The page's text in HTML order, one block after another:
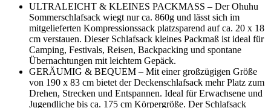
ULTRALEICHT & KLEINES PACKMASS – Der Ohuhu
Sommerschlafsack wiegt nur ca. 860g und lässt sich im
mitgelieferten Kompressionssack platzsparend auf ca. 20 x 18
cm verstauen. Dieser Schlafsack kleines Packmaß ist ideal für
Camping, Festivals, Reisen, Backpacking und spontane
Übernachtungen mit leichtem Gepäck.
GERÄUMIG & BEQUEM – Mit einer großzügigen Größe
von 190 x 83 cm bietet der Deckenschlafsack mehr Platz zum
Drehen, Strecken und Entspannen. Ideal für Erwachsene und
Jugendliche bis ca. 175 cm Körpergröße. Der Schlafsack